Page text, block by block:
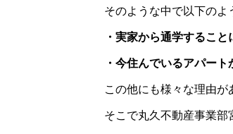
そのような中で以下のよ
・実家から通学するこ
・今住んでいるアパー
この他にも様々な理由が
そこで丸久不動産事業部